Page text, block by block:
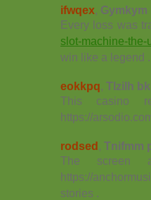
ifwqex,
Every loss was
slot-machine-
win like a legend .
eokkpq, Tlzilh
This casino
https://
rodsed, Tnifmm
The screen
https://
stories .